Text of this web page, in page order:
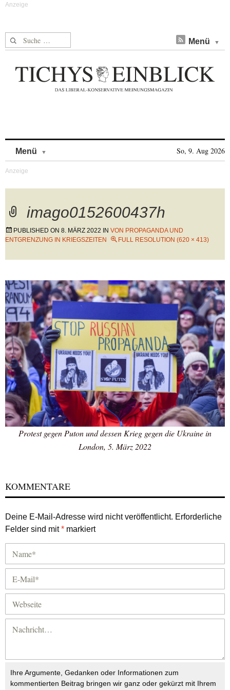
Suche nach: Menü
Menü So, 9. Aug 2026
imago0152600437h
PUBLISHED ON 8. MÄRZ 2022 IN VON PROPAGANDA UND
ENTGRENZUNG IN KRIEGSZEITEN
FULL RESOLUTION (620 × 413)
Protest gegen Puton und dessen Krieg gegen die Ukraine in
London, 5. März 2022
KOMMENTARE
Deine E-Mail-Adresse wird nicht veröffentlicht. Erforderliche
Felder sind mit* markiert
Ihre Argumente, Gedanken oder Informationen zum
kommentierten Beitrag bringen wir ganz oder gekürzt mit Ihrem